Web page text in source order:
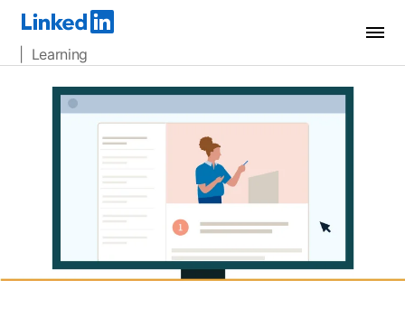
| Learning